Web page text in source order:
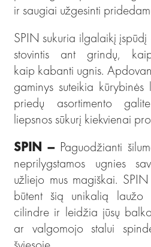
ir saugiai užgesinti
SPIN sukuria ilgalaikį
stovintis ant grindų,
kaip kabanti ugnis.
gaminys suteikia
priedų asortimento
liepsnos sūkurį kiekvienai
SPIN – Paguodžianti
neprilygstamos ugnies
užliejo mus magiškai.
būtent šią unikalią laužo
cilindre ir leidžia jūsų
ar valgomojo stalui